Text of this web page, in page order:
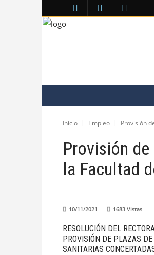
COMUNICACIÓN
Inicio Empleo Provisión
Provisión
la Facultad
10/11/2021 1683 Vistas
RESOLUCIÓN DEL
PROVISIÓN DE PLAZAS DE
SANITARIAS